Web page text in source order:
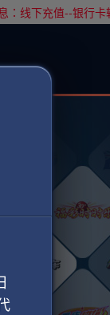
：线下充值--银行卡